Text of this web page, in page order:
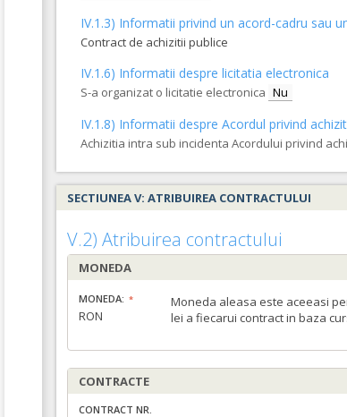
IV.1.3) Informatii privind un acord-cadru sau
Contract de achizitii publice
IV.1.6) Informatii despre licitatia electronica
S-a organizat o licitatie electronica Nu
IV.1.8) Informatii despre Acordul privind
Achizitia intra sub incidenta Acordului privind
SECTIUNEA V: ATRIBUIREA CONTRACTULUI
V.2) Atribuirea contractului
MONEDA
MONEDA:
RON
Moneda aleasa este aceeasi
lei a fiecarui contract in baza
CONTRACTE
CONTRACT NR.